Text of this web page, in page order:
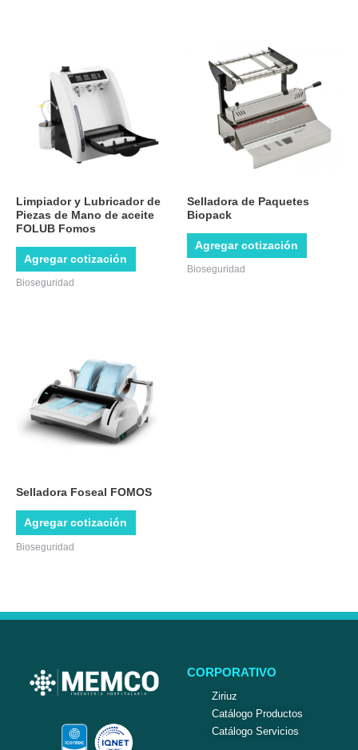
Limpiador y Lubricador de
Piezas de Mano de aceite
FOLUB Fomos
Agregar cotización
Bioseguridad
Selladora de Paquetes
Biopack
Agregar cotización
Bioseguridad
Selladora Foseal FOMOS
Agregar cotización
Bioseguridad
CORPORATIVO
Ziriuz
Catálogo Productos
Catálogo Servicios